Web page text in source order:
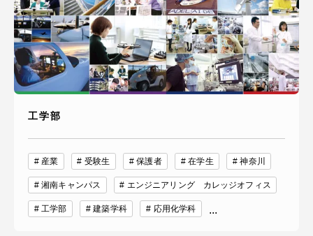
工学部
産業 受験生 保護者 在学生 神奈川
湘南キャンパス エンジニアリング カレッジオフィス
工学部 建築学科 応用化学科 ...